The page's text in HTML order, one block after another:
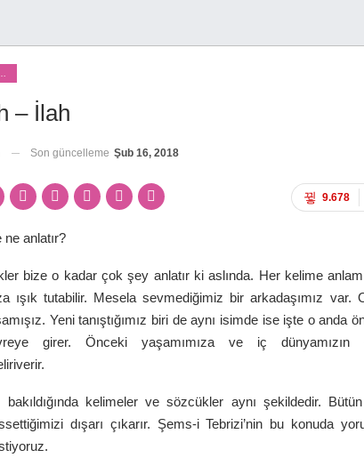
– İlah
Son güncelleme Şub 16, 2018
9.678
ne anlatır?
bize o kadar çok şey anlatır ki aslında. Her kelime
ışık tutabilir. Mesela sevmediğimiz bir arkadaşımız var.
Yeni tanıştığımız biri de aynı isimde ise işte o anda
girer. Önceki yaşamımıza ve iç dünyamızın
bakıldığında kelimeler ve sözcükler aynı şekildedir.
dışarı çıkarır. Şems-i Tebrizi’nin bu konuda